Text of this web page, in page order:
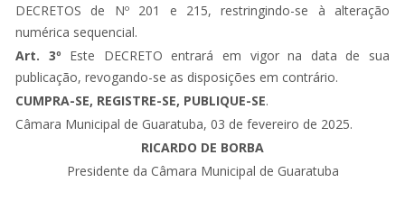
DECRETOS de Nº 201 e 215, restringindo-se à alteração
numérica sequencial.
Art. 3º Este DECRETO entrará em vigor na data de sua
publicação, revogando-se as disposições em contrário.
CUMPRA-SE, REGISTRE-SE, PUBLIQUE-SE.
Câmara Municipal de Guaratuba, 03 de fevereiro de 2025.
RICARDO DE BORBA
Presidente da Câmara Municipal de Guaratuba